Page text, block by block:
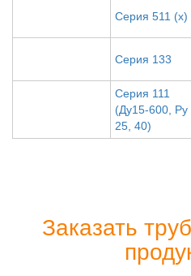
Серия 511 (х)
Серия 133
Серия 111
(Ду15-600, Ру
25, 40)
Заказать